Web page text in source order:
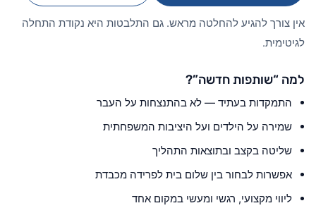
אין צורך להגיע להחלטה מראש. גם התלבטות היא נקודת התחלה
לגיטימית.
למה “שותפות חדשה”?
התמקדות בעתיד — לא בהתנצחות על העבר
שמירה על הילדים ועל היציבות המשפחתית
שליטה בקצב ובתוצאות התהליך
אפשרות לבחור בין שלום בית לפרידה מכבדת
ליווי מקצועי, רגשי ומעשי במקום אחד